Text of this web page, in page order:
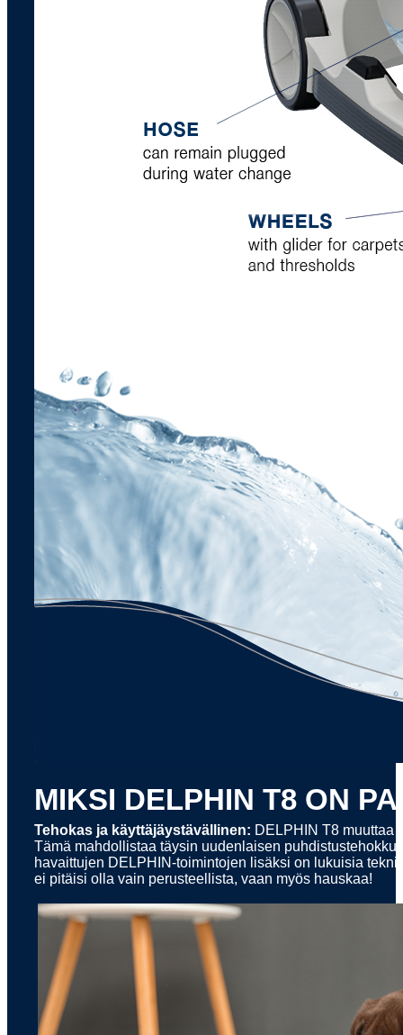
MIKSI DELPHIN T8 ON
Tehokas ja käyttäjäystävällinen: DELPHIN T8 muuttaa
Tämä mahdollistaa täysin uudenlaisen
havaittujen DELPHIN-toimintojen lisäksi on lukuisia
ei pitäisi olla vain perusteellista, vaan myös hauskaa!